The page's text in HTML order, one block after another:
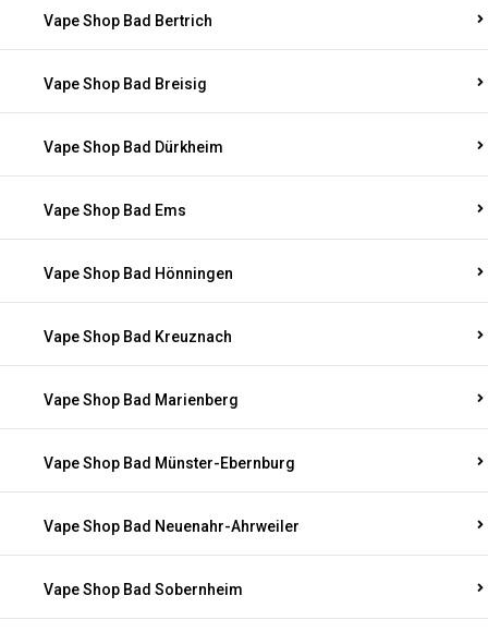
Vape Shop Bad Bertrich
Vape Shop Bad Breisig
Vape Shop Bad Dürkheim
Vape Shop Bad Ems
Vape Shop Bad Hönningen
Vape Shop Bad Kreuznach
Vape Shop Bad Marienberg
Vape Shop Bad Münster-Ebernburg
Vape Shop Bad Neuenahr-Ahrweiler
Vape Shop Bad Sobernheim